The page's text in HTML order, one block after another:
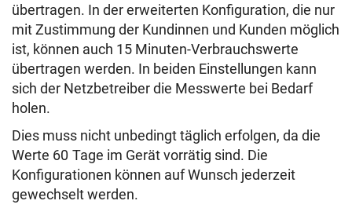
übertragen. In der erweiterten Konfiguration, die nur
mit Zustimmung der Kundinnen und Kunden möglich
ist, können auch 15 Minuten-Verbrauchswerte
übertragen werden. In beiden Einstellungen kann
sich der Netzbetreiber die Messwerte bei Bedarf
holen.
Dies muss nicht unbedingt täglich erfolgen, da die
Werte 60 Tage im Gerät vorrätig sind. Die
Konfigurationen können auf Wunsch jederzeit
gewechselt werden.